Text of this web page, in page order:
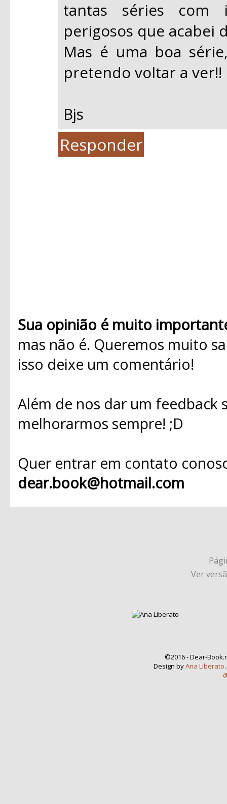
tantas séries com
perigosos que acabei
Mas é uma boa
pretendo voltar a ver!!
Bjs
Responder
Sua opinião é muito
mas não é. Queremos muito
isso deixe um comentário!
Além de nos dar um
melhorarmos sempre! ;D
Quer entrar em contato
dear.book@hotmail.com
Ver
©2016 - Dear-
Design byAna Liberato